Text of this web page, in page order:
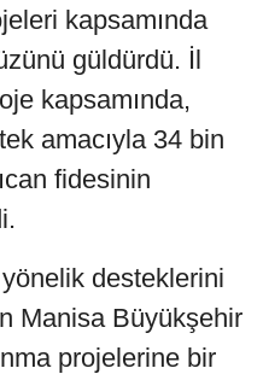
kapsamında
güldürdü. İl
kapsamında,
amacıyla 34 bin
fidesinin
desteklerini
Manisa Büyükşehir
projelerine bir